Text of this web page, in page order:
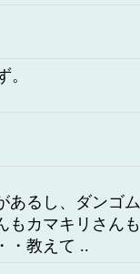
。
あるし、ダンゴ
もカマキリさん
・教えて ..